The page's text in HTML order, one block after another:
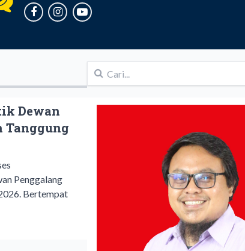
Dewan
Tanggung
Penggalang
Bertempat